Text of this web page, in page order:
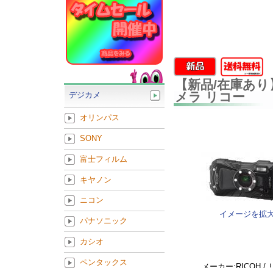
【新品/在庫あ
メラ リコー
イメージを拡
デジカメ
オリンパス
SONY
富士フィルム
キヤノン
ニコン
パナソニック
カシオ
ペンタックス